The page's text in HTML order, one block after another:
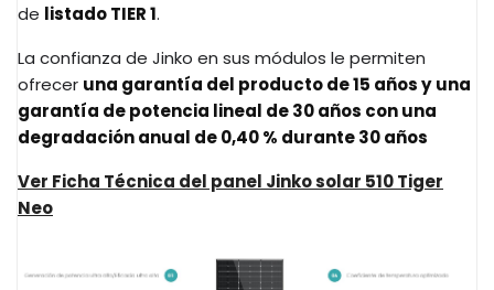
de listado TIER 1.
La confianza de Jinko en sus módulos le permiten
ofrecer una garantía del producto de 15 años y una
garantía de potencia lineal de 30 años con una
degradación anual de 0,40 % durante 30 años
Ver Ficha Técnica del panel Jinko solar 510 Tiger
Neo